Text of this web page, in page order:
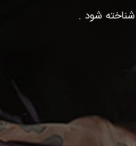
شود .